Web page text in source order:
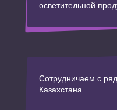
осветительной
Сотрудничаем с
Казахстана.